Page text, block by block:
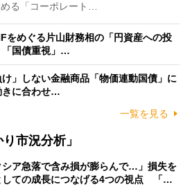
る「コーポレート…
をめぐる片山財務相の「円資産への投
国債重視」…
」しない金融商品「物価連動国債」に
に合わせ…
一覧を見る
市況分析」
シア急落で含み損が膨らんで…」損失を
しての成長につなげる4つの視点 「…